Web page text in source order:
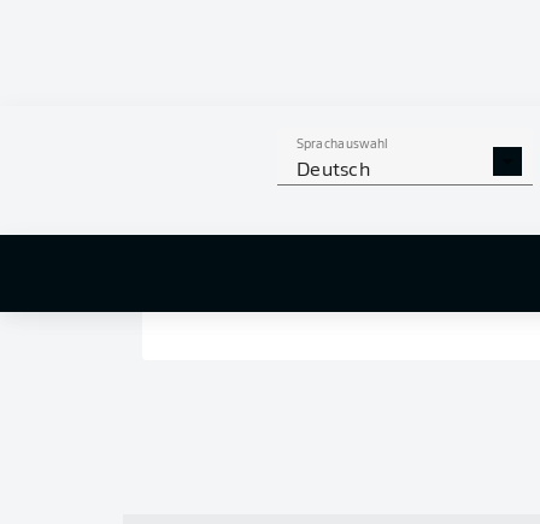
Sprachauswahl
Deutsch